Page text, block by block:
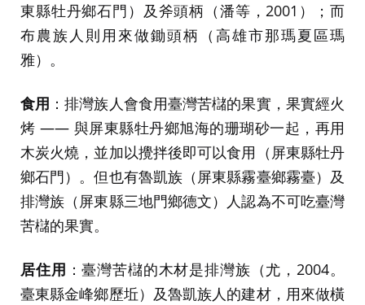
東縣牡丹鄉石門）及斧頭柄（潘等，2001）；而
布農族人則用來做鋤頭柄（高雄市那瑪夏區瑪
雅）。
食用 ：排灣族人會食用臺灣苦櫧的果實，果實經火
烤 —— 與屏東縣牡丹鄉旭海的珊瑚砂一起，再用
木炭火燒，並加以攪拌後即可以食用（屏東縣牡丹
鄉石門）。但也有魯凱族（屏東縣霧臺鄉霧臺）及
排灣族（屏東縣三地門鄉德文）人認為不可吃臺灣
苦櫧的果實。
居住用 ：臺灣苦櫧的木材是排灣族（尤，2004。
臺東縣金峰鄉歷坵）及魯凱族人的建材，用來做橫